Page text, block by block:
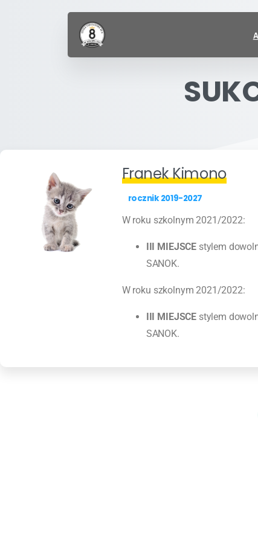
Franek Kimono
rocznik 2019-2027
W roku szkolnym 2021/2022:
III MIEJSCE stylem
SANOK.
W roku szkolnym 2021/2022:
III MIEJSCE stylem
SANOK.